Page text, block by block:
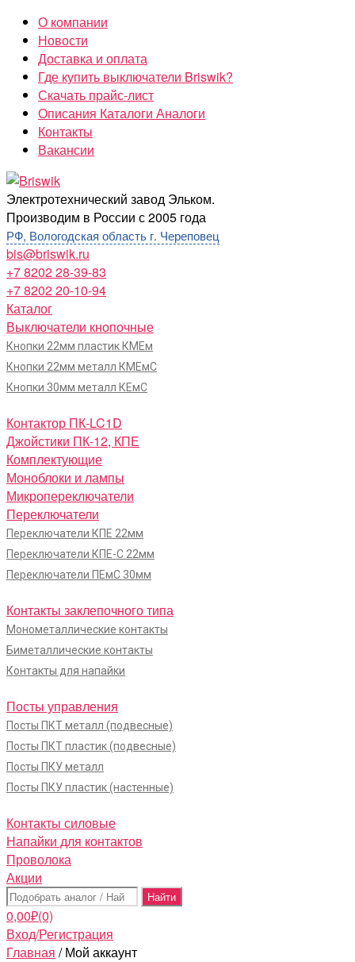
Перейти
содержимому
О компании
Новости
Доставка и оплата
Где купить выключатели Briswik?
Скачать прайс-лист
Описания Каталоги Аналоги
Контакты
Вакансии
Briswik
Электротехнический завод Эльком.
Производим в России с 2005 года
РФ, Вологодская область г. Череповец
bis@briswik.ru
+7 8202 28-39-83
+7 8202 20-10-94
Каталог
Выключатели кнопочные
Кнопки 22мм пластик КМЕм
Кнопки 22мм металл КМЕмС
Кнопки 30мм металл КЕмС
Контактор ПК-LC1D
Джойстики ПК-12, КПЕ
Комплектующие
Моноблоки и лампы
Микропереключатели
Переключатели
Переключатели КПЕ 22мм
Переключатели КПЕ-С 22мм
Переключатели ПЕмС 30мм
Контакты заклепочного типа
Монометаллические контакты
Биметаллические контакты
Контакты для напайки
Посты управления
Посты ПКТ металл (подвесные)
Посты ПКТ пластик (подвесные)
Посты ПКУ металл
Посты ПКУ пластик (настенные)
Контакты силовые
Напайки для контактов
Проволока
Акции
Поиск:
0,00₽(0)
Вход/Регистрация
Главная / Мой аккаунт